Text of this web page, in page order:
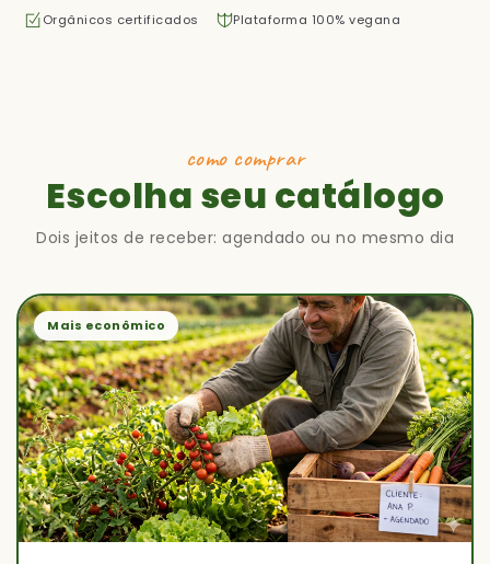
Orgânicos certificados Plataforma 100% vegana
como comprar
Escolha seu catálogo
Dois jeitos de receber: agendado ou no mesmo dia
Mais econômico